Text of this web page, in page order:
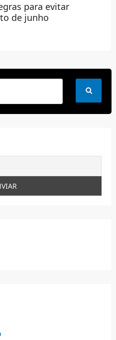
para evitar
de junho